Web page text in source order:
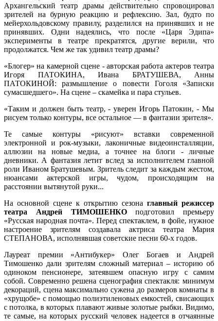
Архангельский театр драмы действительно спровоцировал
зрителей на бурную реакцию и рефлексию. Зал, будто по
мейерхольдовскому правилу, разделился на принявших и не
принявших. Одни надеялись, что после «Царя Эдипа»
эксперименты в театре прекратятся, другие верили, что
продолжатся. Чем же так удивил театр драмы?
«Блогер» на камерной сцене - авторская работа актеров театра
Игоря ПАТОКИНА, Ивана БРАТУШЕВА, Анны
ПАТОКИНОЙ: размышление о повести Гоголя «Записки
сумасшедшего». На сцене – скамейка и пара стульев.
«Таким и должен быть театр, - уверен Игорь Патокин, - Мы
рисуем только контуры, все остальное — в фантазии зрителя».
Те самые контуры «рисуют» вставки современной
электронной и рок-музыки, лаконичные видеоинсталляции,
аллюзии на новые медиа, а точнее на блоги - личные
дневники. А фантазия летит вслед за исполнителем главной
роли Иваном Братушевым. Зритель следит за каждым жестом,
нюансами актерской игры, чудом, происходящим на
расстоянии вытянутой руки...
На основной сцене к открытию сезона главный режиссер
театра Андрей ТИМОШЕНКОподготовил премьеру
«Русская народная почта». Перед спектаклем, в фойе, нужное
настроение зрителям создавала актриса театра Мария
СТЕПАНОВА, исполнявшая советские песни 60-х годов.
Лауреат премии «Антибукер» Олег Богаев и Андрей
Тимошенко дали зрителям сложный материал – историю об
одиноком пенсионере, затеявшем опасную игру с самим
собой. Современно решена сценография спектакля: минимум
декораций, сцена максимально сужена до размеров комнаты в
«хрущобе» с помощью полиэтиленовых емкостей, свисающих
с потолка, в которых плавают живые золотые рыбки. Видимо,
те самые, на которых русский человек надеется в отчаянные